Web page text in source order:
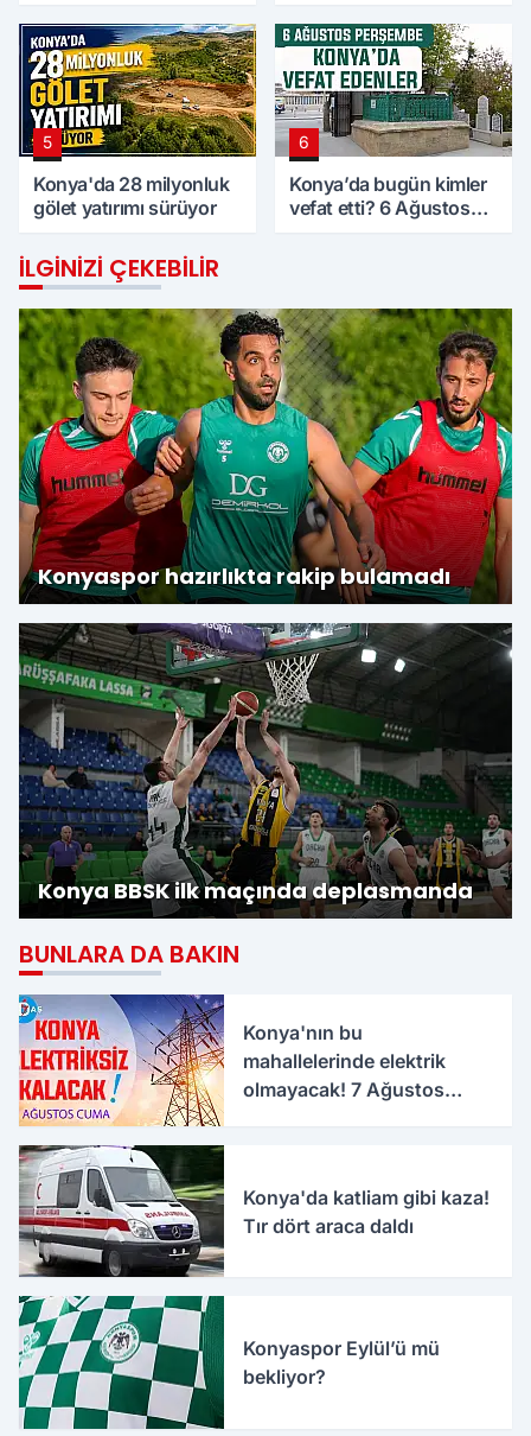
5
Konya'da 28 milyonluk
gölet yatırımı sürüyor
6
Konya’da bugün kimler
vefat etti? 6 Ağustos
İLGINIZI ÇEKEBILIR
Konyaspor hazırlıkta rakip bulamadı
Konya BBSK ilk maçında deplasmanda
BUNLARA DA BAKIN
Konya'nın bu
mahallelerinde elektrik
olmayacak! 7 Ağustos
Konya'da katliam gibi kaza!
Tır dört araca daldı
Konyaspor Eylül’ü mü
bekliyor?